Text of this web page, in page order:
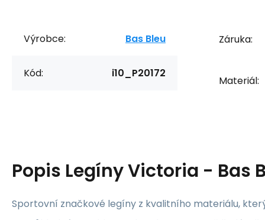
Výrobce: Bas Bleu
Kód: i10_P20172
Záruka:
Materiál:
Popis Legíny Victoria - Bas
Sportovní značkové legíny z kvalitního materiálu,